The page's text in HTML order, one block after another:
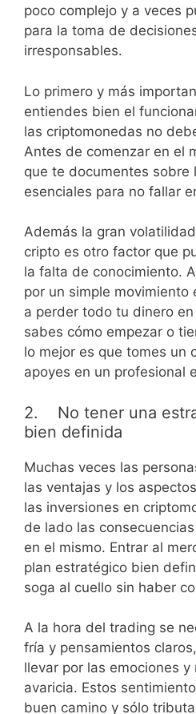
poco complejo y a veces
para la toma de
irresponsables.
Lo primero y más
entiendes bien el
las criptomonedas no
Antes de comenzar en el
que te documentes sobre
esenciales para no fallar
Además la gran
cripto es otro factor que
la falta de conocimiento.
por un simple movimiento
a perder todo tu dinero
sabes cómo empezar o
lo mejor es que tomes un
apoyes en un profesional
2. No tener una
bien definida
Muchas veces las
las ventajas y los
las inversiones en
de lado las
en el mismo. Entrar al
plan estratégico bien
soga al cuello sin haber
A la hora del trading se
fría y pensamientos
llevar por las emociones
avaricia. Estos
buen camino y sólo